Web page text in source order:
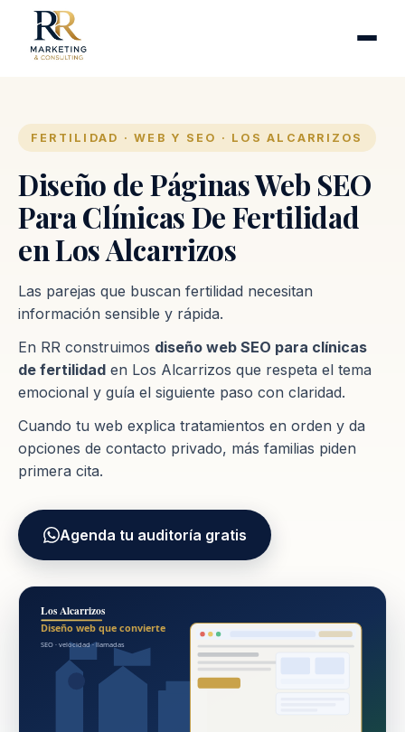
Industrias
Proceso
Contacto
FERTILIDAD · WEB Y SEO · LOS ALCARRIZOS
Diseño de Páginas Web SEO
Para Clínicas De Fertilidad
en Los Alcarrizos
Las parejas que buscan fertilidad necesitan
información sensible y rápida.
En RR construimos diseño web SEO para clínicas
de fertilidad en Los Alcarrizos que respeta el tema
emocional y guía el siguiente paso con claridad.
Cuando tu web explica tratamientos en orden y da
opciones de contacto privado, más familias piden
primera cita.
Agenda tu auditoría gratis